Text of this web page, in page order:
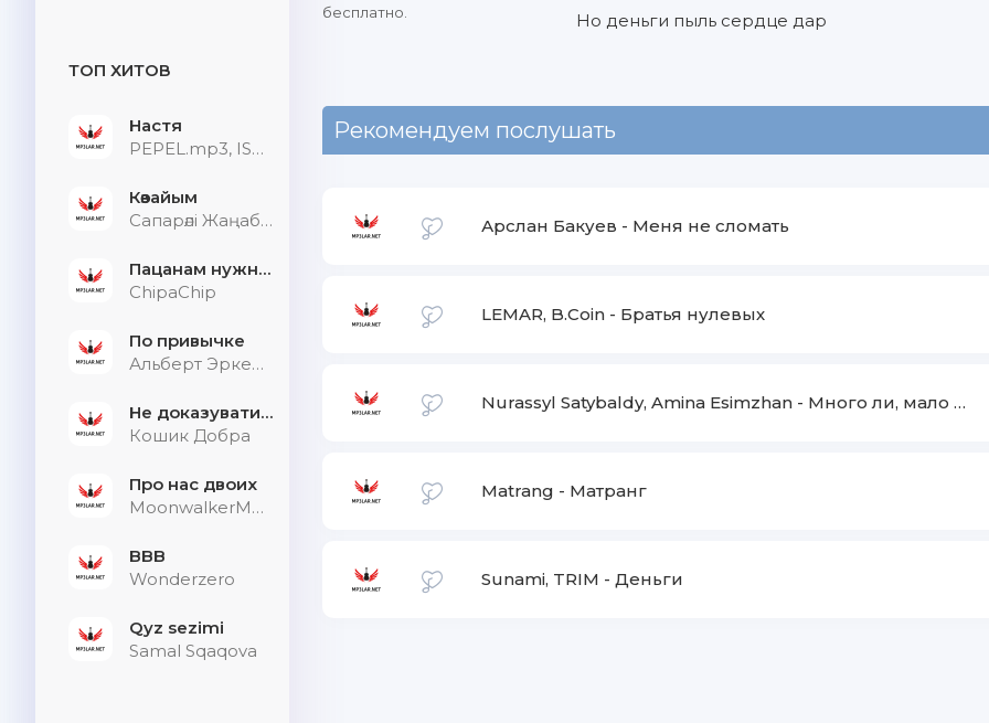
ТОП ХИТОВ
Настя
PEPEL.mp3, ISVNBITOV, Alfredovich
Көзайым
Сапарәлі Жаңабек
Пацанам нужна дыхалка
ChipaChip
По привычке
Альберт Эркенов
Не доказувати тим, хто не слухає
Кошик Добра
Про нас двоих
MoonwalkerMusic
BBB
Wonderzero
Qyz sezimi
Samal Sqaqova
бесплатно.
Но деньги пыль сердце дар
Рекомендуем послушать
Арслан Бакуев - Меня не сломать
LEMAR, B.Coin - Братья нулевых
Nurassyl Satybaldy, Amina Esimzhan - Много ли, мало ли
Matrang - Матранг
Sunami, TRIM - Деньги